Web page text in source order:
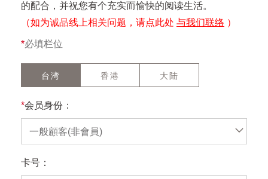
的配合，并祝您有个充实而愉快的阅读生活。
（如为诚品线上相关问题，请点此处 与我们联络 ）
*必填栏位
台湾 香港 大陆
*会员身份：
一般顧客(非會員)
卡号：